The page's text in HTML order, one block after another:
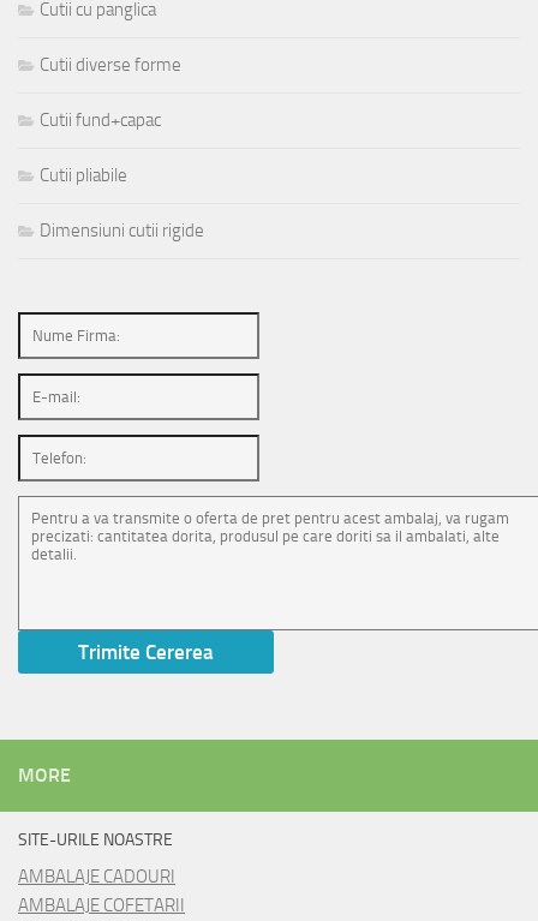
Cutii cu panglica
Cutii diverse forme
Cutii fund+capac
Cutii pliabile
Dimensiuni cutii rigide
MORE
SITE-URILE NOASTRE
AMBALAJE CADOURI
AMBALAJE COFETARII